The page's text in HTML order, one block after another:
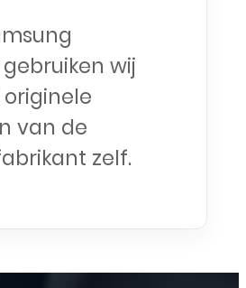
wij
van de
zelf.